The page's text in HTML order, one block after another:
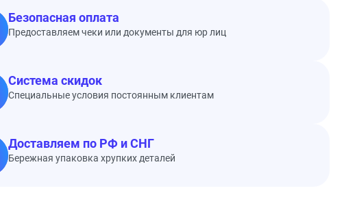
Безопасная оплата
Предоставляем чеки или документы для юр лиц
Система скидок
Специальные условия постоянным клиентам
Доставляем по РФ и СНГ
Бережная упаковка хрупких деталей